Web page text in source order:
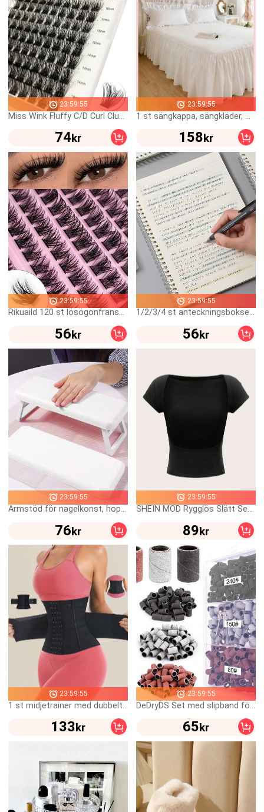
23:59:55
74kr
23:59:55
158kr
23:59:55
Rikuaild 120 st lösögonfransar i kluster, 8–16 mm längd, fina och naturliga, fluffig effekt, lämplig för gör-det-själv-ögonfransförlängning, tillverkade av högkvalitativt syntetmaterial
56kr
23:59:55
1/2/3/4 st anteckningsbokset i PP med metallspiral, 80–160 sidor, A6/A5/B5/A4, linjerade/olinjerade sidor, minimalistisk design, bärbar och vattentät, för studenter och yrkesverksamma, skolstart, studie- och kontorsmaterial, ren och snygg anteckningsbok med inbyggd rem, DIY-omslag och tecknade klistermärken
56kr
23:59:55
76kr
23:59:55
89kr
23:59:55
133kr
23:59:55
65kr